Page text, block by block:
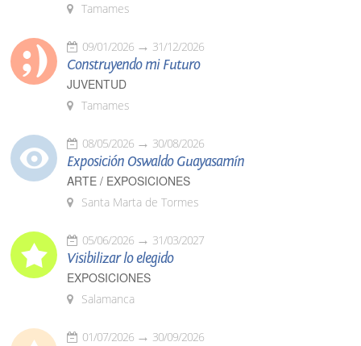
Tamames
09/01/2026 31/12/2026
Construyendo mi Futuro
JUVENTUD
Tamames
08/05/2026 30/08/2026
Exposición Oswaldo Guayasamín
ARTE / EXPOSICIONES
Santa Marta de Tormes
05/06/2026 31/03/2027
Visibilizar lo elegido
EXPOSICIONES
Salamanca
01/07/2026 30/09/2026